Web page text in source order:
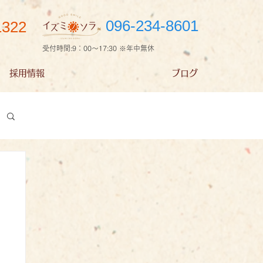
096-234-8601
受付時間:9：00～17:30 ※年中無休
採用情報 ブログ